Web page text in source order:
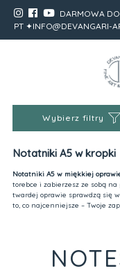
DARMOWA
PT ✦INFO@DEVANGARI-
Wybierz filtry
Notatniki A5 w kropki
Notatniki A5 w miękkiej
torebce i zabierzesz ze sobą
twardej oprawie sprawdzą się
to, co najcenniejsze – Twoje